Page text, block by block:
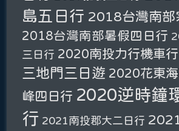
島五日行 2018台灣南部
2018台灣南部暑假四日行
三日行 2020南投力行機車行
三地門三日遊 2020花東
峰四日行 2020逆時鐘
行 2021南投郡大二日行